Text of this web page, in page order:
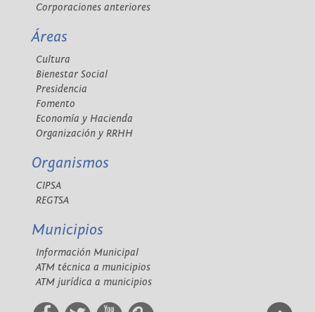
Corporaciones anteriores
Áreas
Cultura
Bienestar Social
Presidencia
Fomento
Economía y Hacienda
Organización y RRHH
Organismos
CIPSA
REGTSA
Municipios
Información Municipal
ATM técnica a municipios
ATM jurídica a municipios